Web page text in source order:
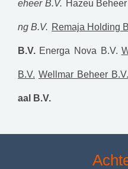
eheer B.V. Hazeu
ng B.V. Remaja Holding
B.V. Energa Nova B.V.
B.V. Wellmar Beheer B.V.
aal B.V.